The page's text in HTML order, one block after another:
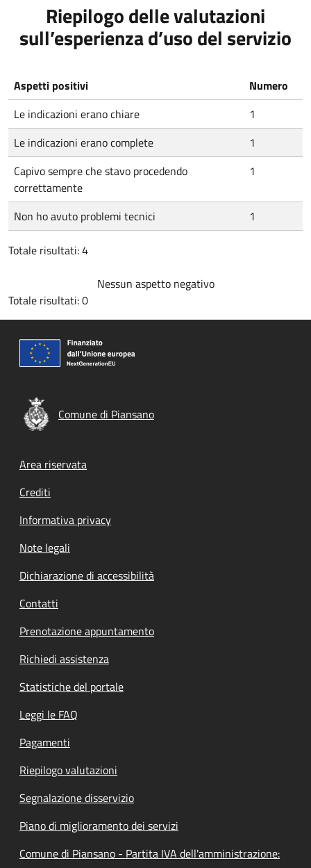
Riepilogo delle valutazioni
sull’esperienza d’uso del servizio
Aspetti positivi
Numero
Le indicazioni erano chiare
1
Le indicazioni erano complete
1
Capivo sempre che stavo procedendo
correttamente
1
Non ho avuto problemi tecnici 1
Totale risultati: 4
Nessun aspetto negativo
Totale risultati: 0
Comune di Piansano
Footer menu
Area riservata
Crediti
Informativa privacy
Note legali
Dichiarazione di accessibilità
Contatti
Prenotazione appuntamento
Richiedi assistenza
Statistiche del portale
Leggi le FAQ
Pagamenti
Riepilogo valutazioni
Segnalazione disservizio
Piano di miglioramento dei servizi
Comune di Piansano - Partita IVA dell'amministrazione: